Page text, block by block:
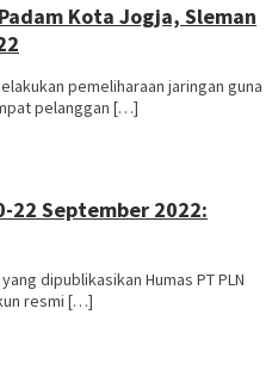
Kota Jogja, Sleman
pemeliharaan jaringan guna
pelanggan […]
22 September 2022:
dipublikasikan Humas PT PLN
resmi […]